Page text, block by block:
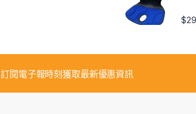
$
訂閱電子報時刻獲取最新優惠資訊